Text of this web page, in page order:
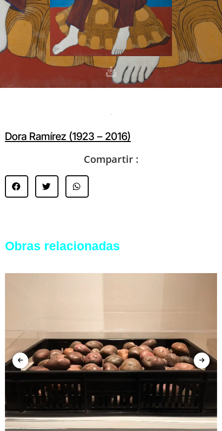
Dora Ramírez (1923 – 2016)
Compartir :
Obras relacionadas